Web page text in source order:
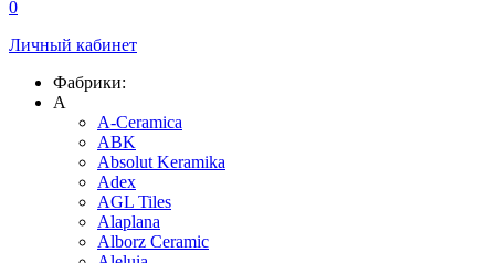
0
Личный кабинет
Фабрики:
A
A-Ceramica
ABK
Absolut Keramika
Adex
AGL Tiles
Alaplana
Alborz Ceramic